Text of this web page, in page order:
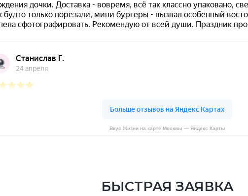
Вкус Жизни на карте Москвы — Яндекс Карты
БЫСТРАЯ ЗАЯВКА